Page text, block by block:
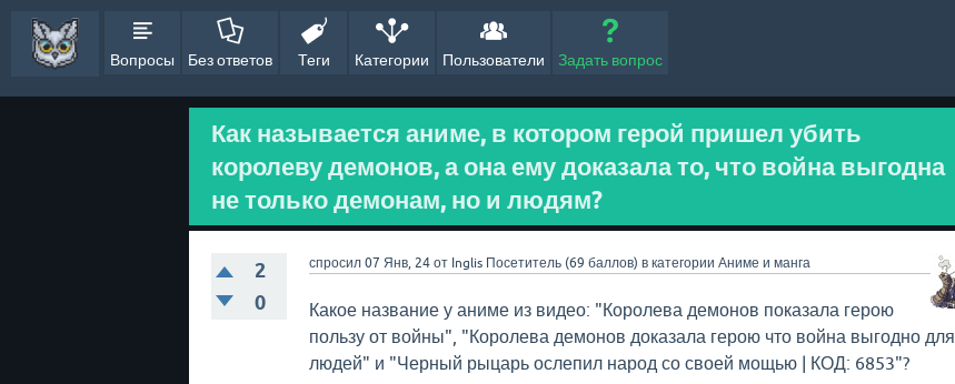
Вопросы Без ответов Теги Категории Пользователи Задать вопрос
Как называется аниме, в котором герой пришел убить
королеву демонов, а она ему доказала то, что война выгодна
не только демонам, но и людям?
2
0
спросил 07 Янв, 24 от Inglis Посетитель (69 баллов) в категории Аниме и манга
Какое название у аниме из видео: "Королева демонов показала герою
пользу от войны", "Королева демонов доказала герою что война выгодно для
людей" и "Черный рыцарь ослепил народ со своей мощью | КОД: 6853"?